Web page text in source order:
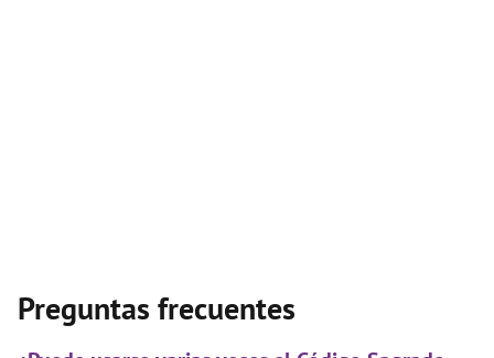
Preguntas frecuentes